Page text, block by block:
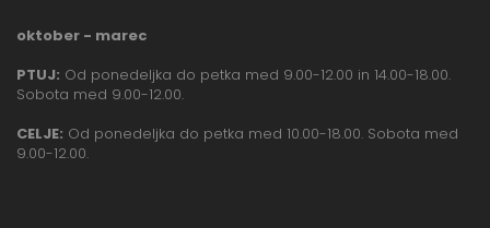
oktober - marec
PTUJ: Od ponedeljka do petka med 9.00-12.00 in 14.00-18.00.
Sobota med 9.00-12.00.
CELJE: Od ponedeljka do petka med 10.00-18.00. Sobota med
9.00-12.00.